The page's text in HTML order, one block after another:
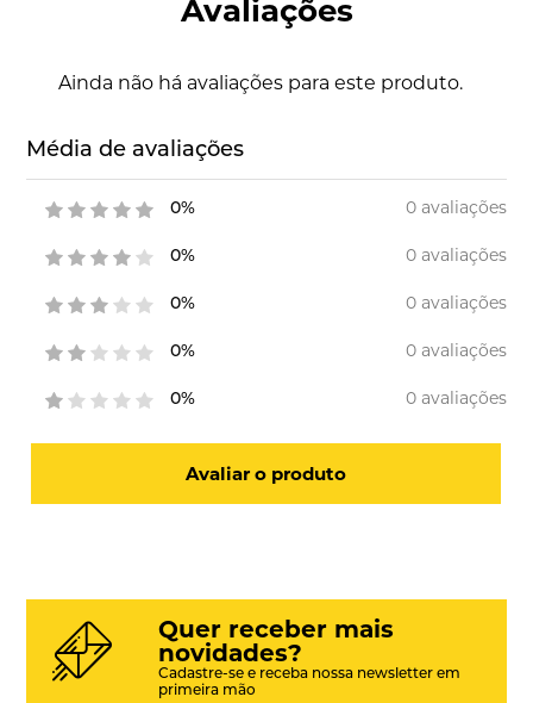
Avaliações
Ainda não há avaliações para este produto.
Média de avaliações
0% 0 avaliações
0% 0 avaliações
0% 0 avaliações
0% 0 avaliações
0% 0 avaliações
Avaliar o produto
Quer receber mais
novidades?
Cadastre-se e receba nossa newsletter em
primeira mão